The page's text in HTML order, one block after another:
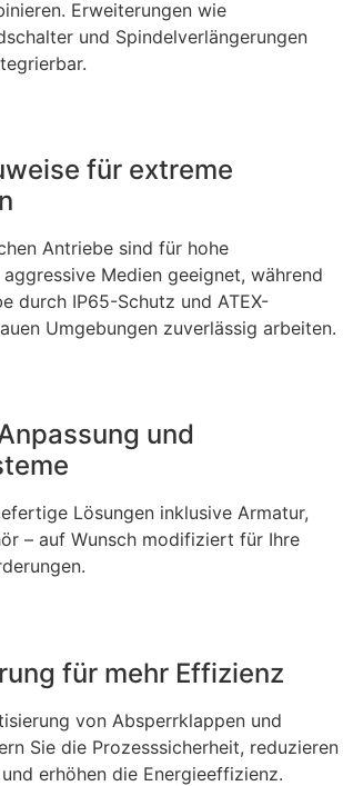
Erweiterungen wie
und Spindelverlängerungen
für extreme
Antriebe sind für hohe
Medien geeignet, während
durch IP65-Schutz und ATEX-
Umgebungen zuverlässig arbeiten.
und
Lösungen inklusive Armatur,
– auf Wunsch modifiziert für Ihre
für mehr Effizienz
von Absperrklappen und
Sie die Prozesssicherheit, reduzieren
erhöhen die Energieeffizienz.